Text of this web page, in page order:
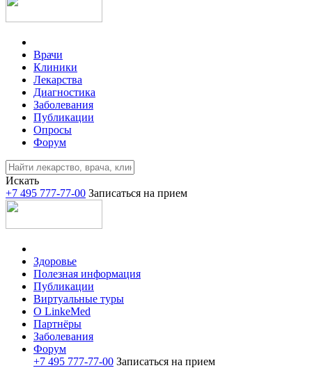
Врачи
Клиники
Лекарства
Диагностика
Заболевания
Публикации
Опросы
Форум
Искать
+7 495 777-77-00 Записаться на прием
Здоровье
Полезная информация
Публикации
Виртуальные туры
О LinkeMed
Партнёры
Заболевания
Форум
+7 495 777-77-00 Записаться на прием